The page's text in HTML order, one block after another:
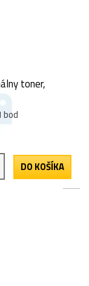
toner,
bod
DO KOŠÍKA